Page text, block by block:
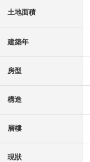
土地面積
建築年
房型
構造
層樓
現狀